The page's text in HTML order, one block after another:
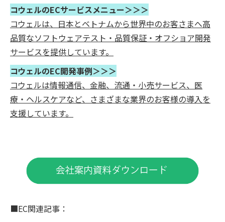
コウェルのECサービスメニュー＞＞＞
コウェルは、日本とベトナムから世界中のお客さまへ高
品質なソフトウェアテスト・品質保証・オフショア開発
サービスを提供しています。
コウェルのEC開発事例＞＞＞
コウェルは情報通信、金融、流通・小売サービス、医
療・ヘルスケアなど、さまざまな業界のお客様の導入を
支援しています。
■EC関連記事：